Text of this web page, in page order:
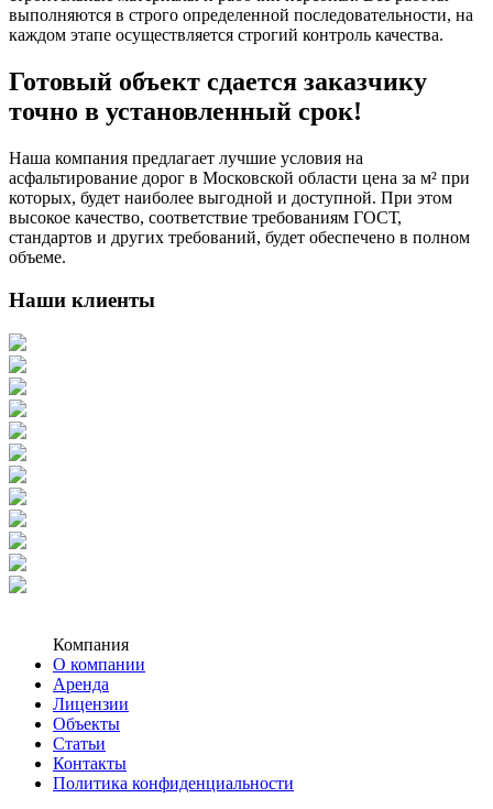
выполняются в строго определенной последовательности, на
каждом этапе осуществляется строгий контроль качества.
Готовый объект сдается заказчику
точно в установленный срок!
Наша компания предлагает лучшие условия на
асфальтирование дорог в Московской области цена за м² при
которых, будет наиболее выгодной и доступной. При этом
высокое качество, соответствие требованиям ГОСТ,
стандартов и других требований, будет обеспечено в полном
объеме.
Наши клиенты
Компания
О компании
Аренда
Лицензии
Объекты
Статьи
Контакты
Политика конфиденциальности